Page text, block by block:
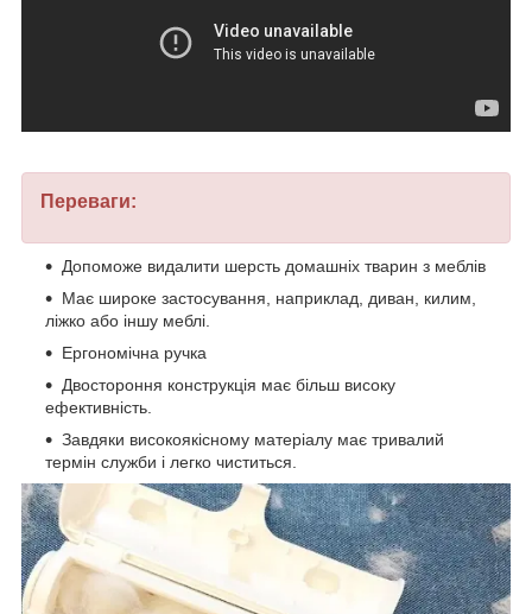
Переваги:
Допоможе видалити шерсть домашніх тварин з меблів
Має широке застосування, наприклад, диван, килим,
ліжко або іншу меблі.
Ергономічна ручка
Двостороння конструкція має більш високу
ефективність.
Завдяки високоякісному матеріалу має тривалий
термін служби і легко чиститься.